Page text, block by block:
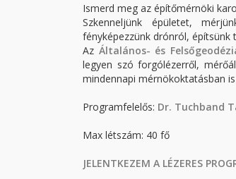
Ismerd meg az építőmérnöki
Szkenneljünk épületet,
fényképezzünk drónról,
Az Általános- és
legyen szó forgólézerről,
mindennapi mérnökoktatásban
Programfelelős: Dr. Tuchband
Max létszám: 40 fő
JELENTKEZEM A LÉZERES